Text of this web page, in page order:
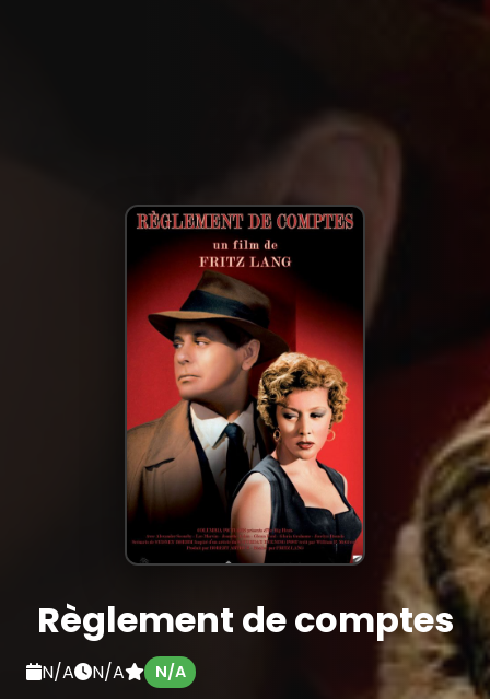
Règlement de comptes
N/A N/A N/A